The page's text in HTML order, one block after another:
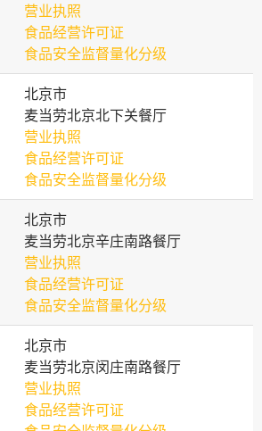
营业执照
食品经营许可证
食品安全监督量化分级
北京市
麦当劳北京北下关餐厅
营业执照
食品经营许可证
食品安全监督量化分级
北京市
麦当劳北京辛庄南路餐厅
营业执照
食品经营许可证
食品安全监督量化分级
北京市
麦当劳北京闵庄南路餐厅
营业执照
食品经营许可证